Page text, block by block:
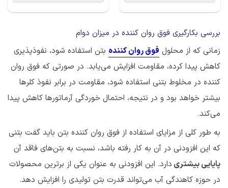
بررسی بکارگیری فوق روان کننده در میزان دوام
زمانی که از محلول فوق روان کننده بتن استفاده شود، نفوذپذیری
کاهش پیدا کرده، مقاومت افزایش می‌یابد. در صورتی که فوق روان
کننده در مخلوط بتنی استفاده شود، مقاومت در برابر نفوذ کلرها
بیشتر خواهد بود و در نتیجه، احتمال خوردگی آرماتورها کاهش پیدا
می‌کند.
به طور کلی از مزایای استفاده از فوق روان کننده بتن باید گفت بتنی
که این افزودنی در آن به کار رفته باشد، نسبت به بتن‌های فاقد آن
پایایی بیشتری دارد. این افزودنی به عنوان یکی از برترین محصولات
در حوزه کاهندگی آب می‌تواند قدرت بتن تولیدی را افزایش دهد.